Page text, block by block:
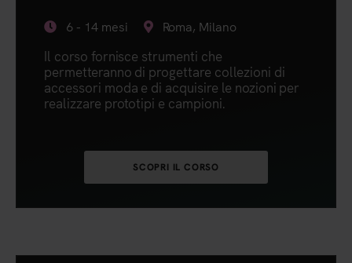
6 - 14 mesi Roma, Milano
Il corso fornisce strumenti che
permetteranno di progettare collezioni di
accessori moda e di acquisire le nozioni per
realizzare prototipi e campioni.
SCOPRI IL CORSO